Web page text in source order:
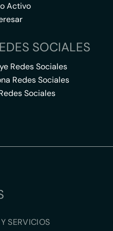
Activo
SOCIALES
Redes Sociales
Redes Sociales
Sociales
SERVICIOS